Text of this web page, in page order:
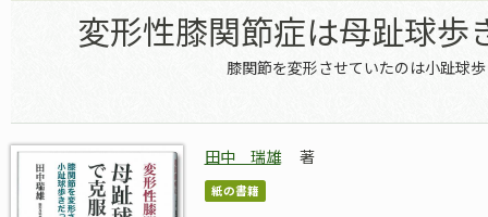
変形性膝関節症は母趾球歩
膝関節を変形させていたのは小趾球
田中 瑞雄 著
紙の書籍